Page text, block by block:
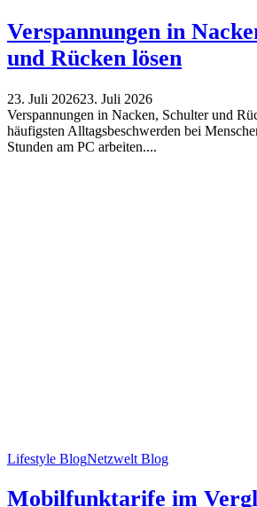
Verspannungen in
und Rücken lösen
23. Juli 202623. Juli 2026
Verspannungen in Nacken, Schulter und
häufigsten Alltagsbeschwerden bei
Stunden am PC arbeiten....
Lifestyle BlogNetzwelt Blog
Mobilfunktarife im